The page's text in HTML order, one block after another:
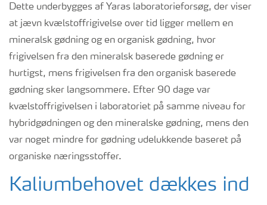
Dette underbygges af Yaras laboratorieforsøg, der viser
at jævn kvælstoffrigivelse over tid ligger mellem en
mineralsk gødning og en organisk gødning, hvor
frigivelsen fra den mineralsk baserede gødning er
hurtigst, mens frigivelsen fra den organisk baserede
gødning sker langsommere. Efter 90 dage var
kvælstoffrigivelsen i laboratoriet på samme niveau for
hybridgødningen og den mineralske gødning, mens den
var noget mindre for gødning udelukkende baseret på
organiske næringsstoffer.
Kaliumbehovet dækkes ind